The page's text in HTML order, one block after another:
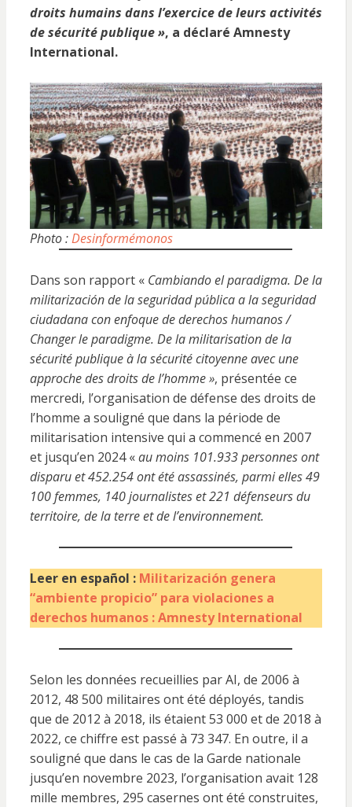
droits humains dans l’exercice de leurs activités
de sécurité publique », a déclaré Amnesty
International.
Photo :Desinformémonos
Dans son rapport «Cambiando el paradigma. De la
militarización de la seguridad pública a la seguridad
ciudadana con enfoque de derechos humanos /
Changer le paradigme. De la militarisation de la
sécurité publique à la sécurité citoyenne avec une
approche des droits de l’homme », présentée ce
mercredi, l’organisation de défense des droits de
l’homme a souligné que dans la période de
militarisation intensive qui a commencé en 2007
et jusqu’en 2024 «au moins 101.933 personnes ont
disparu et 452.254 ont été assassinés, parmi elles 49
100 femmes, 140 journalistes et 221 défenseurs du
territoire, de la terre et de l’environnement.
Leer en español : Militarización genera
“ambiente propicio” para violaciones a
derechos humanos : Amnesty International
Selon les données recueillies par AI, de 2006 à
2012, 48 500 militaires ont été déployés, tandis
que de 2012 à 2018, ils étaient 53 000 et de 2018 à
2022, ce chiffre est passé à 73 347. En outre, il a
souligné que dans le cas de la Garde nationale
jusqu’en novembre 2023, l’organisation avait 128
mille membres, 295 casernes ont été construites,